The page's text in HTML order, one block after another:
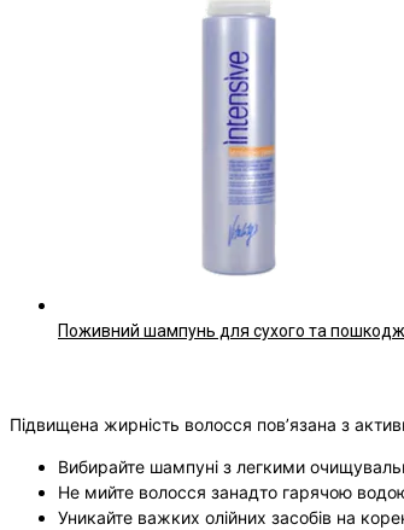
Поживний шампунь для сухого та
Підвищена жирність волосся пов’язана з
Вибирайте шампуні з легкими
Не мийте волосся занадто гарячою
Уникайте важких олійних засобів на